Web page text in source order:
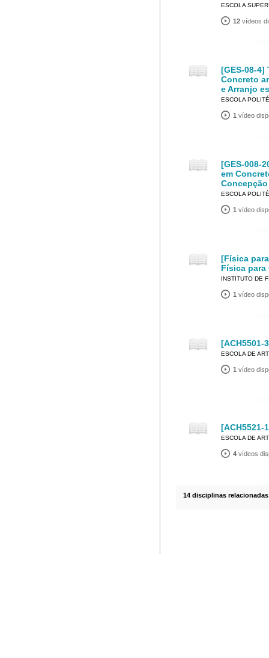
ESCOLA
12 vídeos
[GES-08-4]
Concreto
e Arranjo
ESCOLA
1 vídeo
[GES-008-
em
ESCOLA
1 vídeo
[Física
Física
INSTITUTO DE
1 vídeo
ESCOLA DE
1 vídeo
[ACH5521-
ESCOLA DE
4 vídeos
14 disciplinas